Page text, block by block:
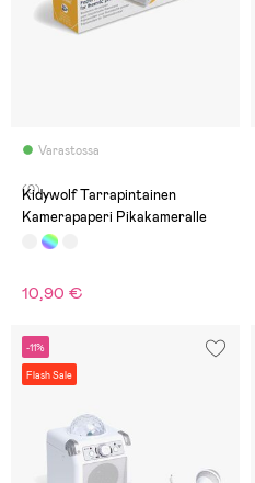
Varastossa
(0)
Kidywolf Tarrapintainen
Kamerapaperi Pikakameralle
10,90 €
-11%
Flash Sale